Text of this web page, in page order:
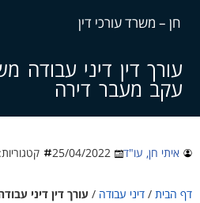
עורך דין דיני עבודה
עקב מעבר דירה
חן – משרד עורכי דין
איתי חן, עו"ד 25/04/2022 קטגוריות:
הבית/דיני עבודה/עורך דין דיני